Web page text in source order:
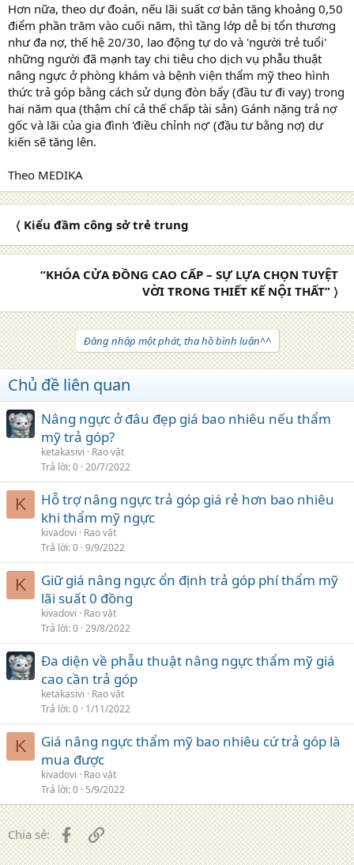
Hơn nữa, theo dự đoán, nếu lãi suất cơ bản tăng khoảng 0,50
điểm phần trăm vào cuối năm, thì tầng lớp dễ bị tổn thương
như đa nợ, thế hệ 20/30, lao động tự do và 'người trẻ tuổi'
những người đã mạnh tay chi tiêu cho dịch vụ phẫu thuật
nâng ngực ở phòng khám và bệnh viện thẩm mỹ theo hình
thức trả góp bằng cách sử dụng đòn bẩy (đầu tư đi vay) trong
hai năm qua (thậm chí cả thế chấp tài sản) Gánh nặng trả nợ
gốc và lãi của gia đình 'điều chỉnh nợ' (đầu tư bằng nợ) dự
kiến sẽ tăng lên.
Theo MEDIKA
〈 Kiểu đầm công sở trẻ trung
“KHÓA CỬA ĐỒNG CAO CẤP – SỰ LỰA CHỌN TUYỆT
VỜI TRONG THIẾT KẾ NỘI THẤT” 〉
Đăng nhập một phát, tha hồ bình luận^^
Chủ đề liên quan
Nâng ngực ở đâu đẹp giá bao nhiêu nếu thẩm
mỹ trả góp?
ketakasivi
Rao vặt
Trả lời 0 20/7/2022
K
Hỗ trợ nâng ngực trả góp giá rẻ hơn bao nhiêu
khi thẩm mỹ ngực
kivadovi
Rao vặt
Trả lời 0 9/9/2022
K
Giữ giá nâng ngực ổn định trả góp phí thẩm mỹ
lãi suất 0 đồng
kivadovi
Rao vặt
Trả lời 0 29/8/2022
Đa diện về phẫu thuật nâng ngực thẩm mỹ giá
cao cần trả góp
ketakasivi
Rao vặt
Trả lời 0 1/11/2022
K
Giá nâng ngực thẩm mỹ bao nhiêu cứ trả góp là
mua được
kivadovi
Rao vặt
Trả lời 0 5/9/2022
Chia sẻ: FacebookLiên kết